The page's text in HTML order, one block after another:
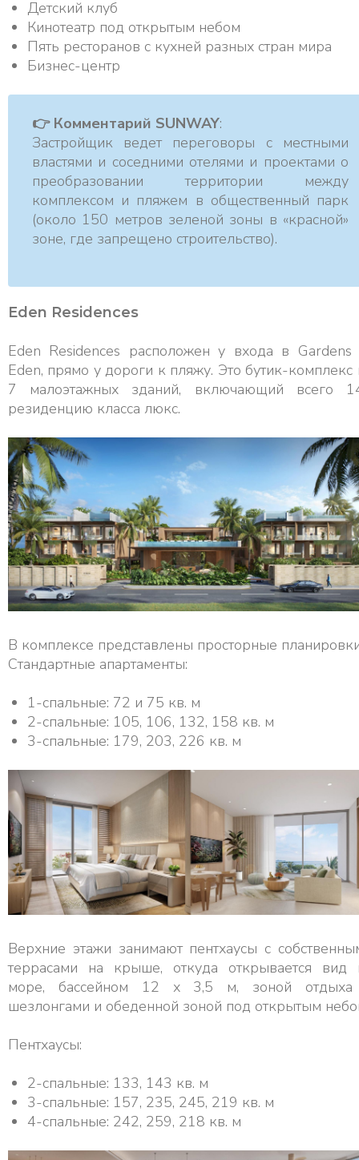
Детский клуб
Кинотеатр под открытым небом
Пять ресторанов с кухней разных стран мира
Бизнес-центр
👉 Комментарий SUNWAY:
Застройщик ведет переговоры с местными
властями и соседними отелями и проектами о
преобразовании территории между
комплексом и пляжем в общественный парк
(около 150 метров зеленой зоны в «красной»
зоне, где запрещено строительство).
Eden Residences
Eden Residences расположен у входа в
Eden, прямо у дороги к пляжу. Это бутик-комплекс
7 малоэтажных зданий, включающий всего
резиденцию класса люкс.
В комплексе представлены просторные
Стандартные апартаменты:
1-спальные: 72 и 75 кв. м
2-спальные: 105, 106, 132, 158 кв. м
3-спальные: 179, 203, 226 кв. м
Верхние этажи занимают пентхаусы с
террасами на крыше, откуда открывается вид
море, бассейном 12 х 3,5 м, зоной
шезлонгами и обеденной зоной под открытым
Пентхаусы:
2-спальные: 133, 143 кв. м
3-спальные: 157, 235, 245, 219 кв. м
4-спальные: 242, 259, 218 кв. м